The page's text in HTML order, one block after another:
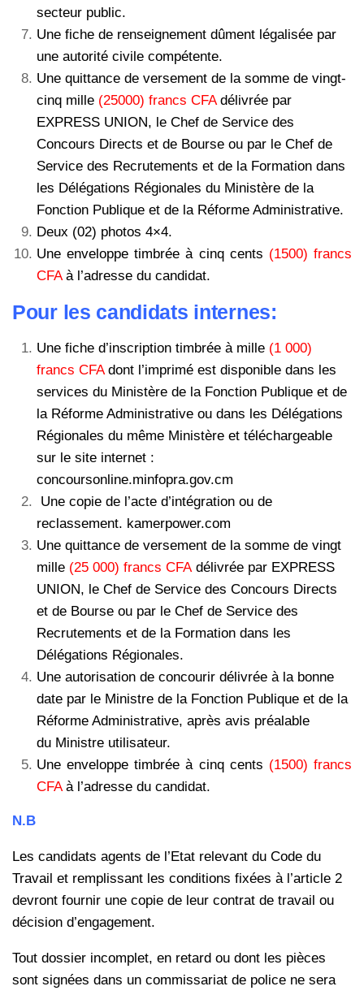
secteur public.
Une fiche de renseignement dûment légalisée par
une autorité civile compétente.
Une quittance de versement de la somme de vingt-
cinq mille (25000) francs CFAdélivrée par
EXPRESS UNION, le Chef de Service des
Concours Directs et de Bourse ou par le Chef de
Service des Recrutements et de la Formation dans
les Délégations Régionales du Ministère de la
Fonction Publique et de la Réforme Administrative.
Deux (02) photos 4×4.
Une enveloppe timbrée à cinq cents (1500) francs
CFAà l’adresse du candidat.
Pour les candidats internes:
Une fiche d’inscription timbrée à mille (1 000)
francs CFAdont l’imprimé est disponible dans les
services du Ministère de la Fonction Publique et de
la Réforme Administrative ou dans les Délégations
Régionales du même Ministère et téléchargeable
sur le site internet :
concoursonline.minfopra.gov.cm
Une copie de l’acte d’intégration ou de
reclassement. kamerpower.com
Une quittance de versement de la somme de vingt
mille (25 000) francs CFA délivrée par EXPRESS
UNION, le Chef de Service des Concours Directs
et de Bourse ou par le Chef de Service des
Recrutements et de la Formation dans les
Délégations Régionales.
Une autorisation de concourir délivrée à la bonne
date par le Ministre de la Fonction Publique et de la
Réforme Administrative, après avis préalable
du Ministre utilisateur.
Une enveloppe timbrée à cinq cents (1500) francs
CFAà l’adresse du candidat.
N.B
Les candidats agents de l’Etat relevant du Code du
Travail et remplissant les conditions fixées à l’article 2
devront fournir une copie de leur contrat de travail ou
décision d’engagement.
Tout dossier incomplet, en retard ou dont les pièces
sont signées dans un commissariat de police ne sera